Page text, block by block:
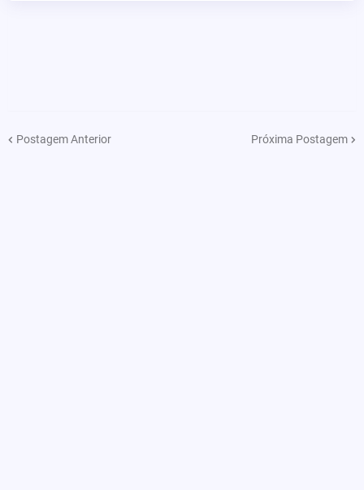
Postagem Anterior Próxima Postagem